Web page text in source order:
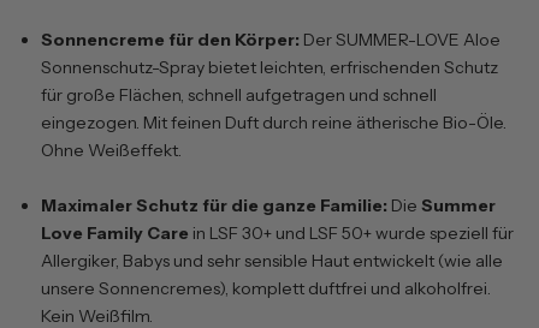
Sonnencreme für den Körper: DerSUMMER-LOVE Aloe
Sonnenschutz-Spray bietet leichten, erfrischenden Schutz
für große Flächen, schnell aufgetragen und schnell
eingezogen. Mit feinen Duft durch reine ätherische Bio-Öle.
Ohne Weißeffekt.
Maximaler Schutz für die ganze Familie: Die Summer
Love Family Care in LSF 30+ und LSF 50+wurde speziell für
Allergiker, Babys und sehr sensible Haut entwickelt (wie alle
unsere Sonnencremes), komplett duftfrei und alkoholfrei.
Kein Weißfilm.